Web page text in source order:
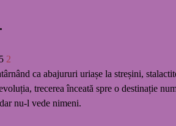
2
ca abajururi uriașe la streșini,
trecerea înceată spre o destinație
nu-l vede nimeni.